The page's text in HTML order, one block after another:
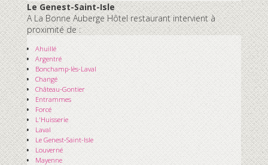
Le Genest-Saint-Isle
A La Bonne Auberge Hôtel restaurant intervient à
proximité de :
Ahuillé
Argentré
Bonchamp-lès-Laval
Changé
Château-Gontier
Entrammes
Forcé
L'Huisserie
Laval
Le Genest-Saint-Isle
Louverné
Mayenne